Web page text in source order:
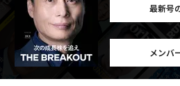
最新号
メンバ